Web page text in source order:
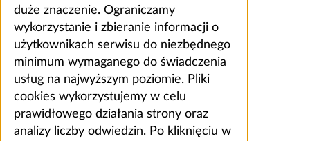
duże znaczenie. Ograniczamy
wykorzystanie i zbieranie informacji o
użytkownikach serwisu do niezbędnego
minimum wymaganego do świadczenia
usług na najwyższym poziomie. Pliki
cookies wykorzystujemy w celu
prawidłowego działania strony oraz
analizy liczby odwiedzin. Po kliknięciu w